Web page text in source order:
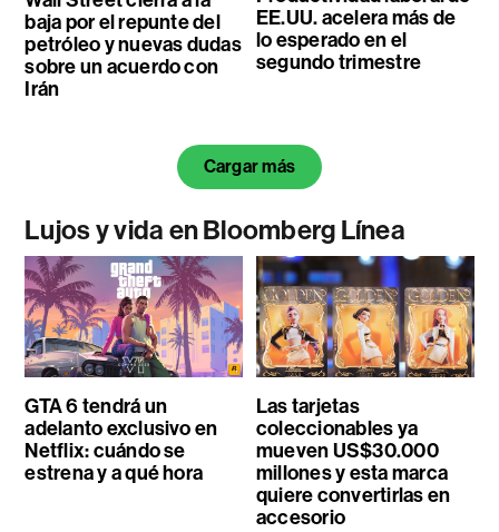
baja por el repunte del
petróleo y nuevas dudas
sobre un acuerdo con
Irán
EE.UU. acelera más de
lo esperado en el
segundo trimestre
Cargar más
Lujos y vida en Bloomberg Línea
GTA 6 tendrá un
adelanto exclusivo en
Netflix: cuándo se
estrena y a qué hora
Las tarjetas
coleccionables ya
mueven US$30.000
millones y esta marca
quiere convertirlas en
accesorio